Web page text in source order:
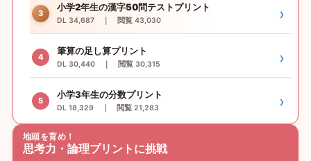
3
小学2年生の漢字50問テストプリント
DL 34,687 ｜ 閲覧 43,030 ›
4
筆算の足し算プリント
DL 30,440 ｜ 閲覧 30,315 ›
5
小学3年生の分数プリント
DL 18,329 ｜ 閲覧 21,283 ›
地頭を育め！
思考力・論理プリントに挑戦